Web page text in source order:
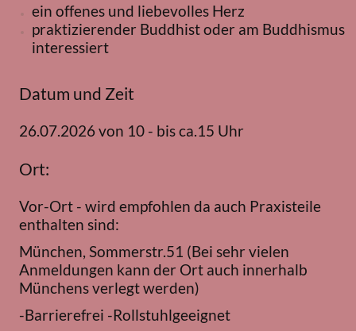
ein offenes und liebevolles Herz
praktizierender Buddhist oder am Buddhismus
interessiert
Datum und Zeit
26.07.2026 von 10 - bis ca.15 Uhr
Ort:
Vor-Ort - wird empfohlen da auch Praxisteile
enthalten sind:
München, Sommerstr.51 (Bei sehr vielen
Anmeldungen kann der Ort auch innerhalb
Münchens verlegt werden)
-Barrierefrei -Rollstuhlgeeignet